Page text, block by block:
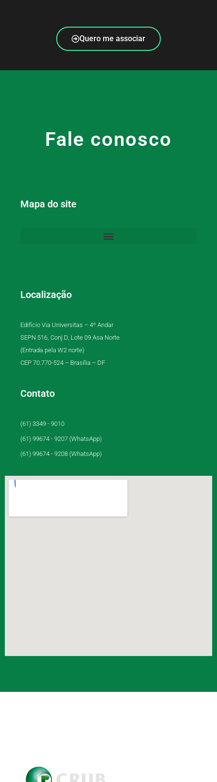
Quero me associar
Fale conosco
Mapa do site
Localização
Edifício Via Universitas – 4º Andar
SEPN 516, Conj D, Lote 09 Asa Norte
(Entrada pela W2 norte)
CEP 70.770-524 – Brasília – DF
Contato
(61) 3349 - 9010
(61) 99674 - 9207 (WhatsApp)
(61) 99674 - 9208 (WhatsApp)